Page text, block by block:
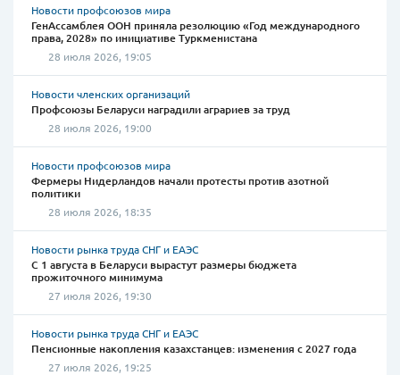
Новости профсоюзов мира
ГенАссамблея ООН приняла резолюцию «Год международного
права, 2028» по инициативе Туркменистана
28 июля 2026, 19:05
Новости членских организаций
Профсоюзы Беларуси наградили аграриев за труд
28 июля 2026, 19:00
Новости профсоюзов мира
Фермеры Нидерландов начали протесты против азотной
политики
28 июля 2026, 18:35
Новости рынка труда СНГ и ЕАЭС
С 1 августа в Беларуси вырастут размеры бюджета
прожиточного минимума
27 июля 2026, 19:30
Новости рынка труда СНГ и ЕАЭС
Пенсионные накопления казахстанцев: изменения с 2027 года
27 июля 2026, 19:25